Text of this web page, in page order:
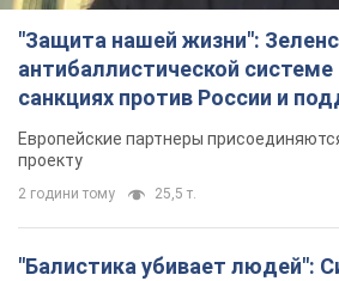
"Защита нашей жизни":
антибаллистической системе
санкциях против России и
Видео
Европейские партнеры
проекту
2 години тому 25,5 т.
"Балистика убивает людей":